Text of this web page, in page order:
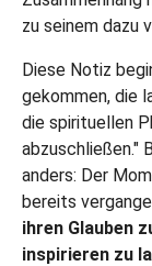
zu seinem
Diese Notiz
gekommen, die
die spirituellen
abzuschließen."
anders: Der
bereits
ihren Glauben
inspirieren zu